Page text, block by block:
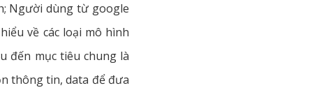
Người dùng từ google
về các loại mô hình
đến mục tiêu chung là
thông tin, data để đưa